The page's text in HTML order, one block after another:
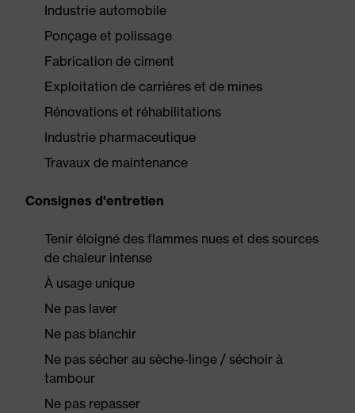
Industrie automobile
Ponçage et polissage
Fabrication de ciment
Exploitation de carrières et de mines
Rénovations et réhabilitations
Industrie pharmaceutique
Travaux de maintenance
Consignes d'entretien
Tenir éloigné des flammes nues et des sources
de chaleur intense
À usage unique
Ne pas laver
Ne pas blanchir
Ne pas sécher au sèche-linge / séchoir à
tambour
Ne pas repasser